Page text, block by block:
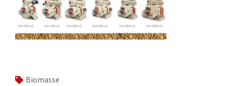
Biomasse